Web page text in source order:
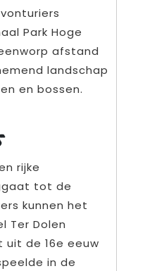
Park Hoge
afstand
landschap
en bossen.
rijke
tot de
kunnen het
Ter Dolen
de 16e eeuw
in de